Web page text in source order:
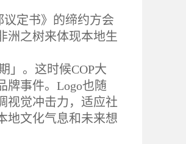
议定书》的缔约方会
洲之树来体现本地生
」。这时候COP大
牌事件。Logo也随
视觉冲击力，适应社
地文化气息和未来想